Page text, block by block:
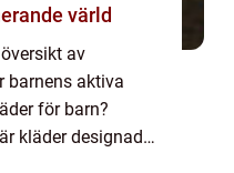
värld
av
barnens aktiva
för barn?
kläder designade